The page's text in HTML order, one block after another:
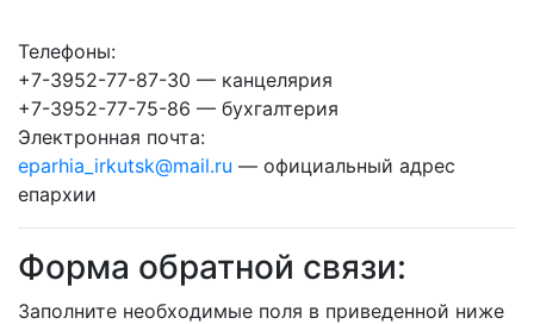
Телефоны:
+7-3952-77-87-30 — канцелярия
+7-3952-77-75-86 — бухгалтерия
Электронная почта:
eparhia_irkutsk@mail.ru — официальный адрес
епархии
Форма обратной связи:
Заполните необходимые поля в приведенной ниже